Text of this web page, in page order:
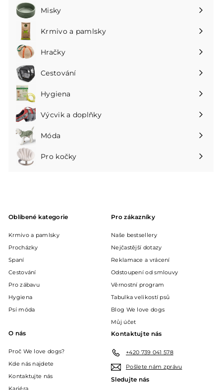
podnabídku
Misky
Rozbalte
podnabídku
Krmivo a pamlsky
Rozbalte
podnabídku
Hračky
Rozbalte
podnabídku
Cestování
Rozbalte
podnabídku
Hygiena
Rozbalte
podnabídku
Výcvik a doplňky
Rozbalte
podnabídku
Móda
Rozbalte
podnabídku
Pro kočky
Rozbalte
Oblíbené kategorie
Krmivo a pamlsky
Procházky
Spaní
Cestování
Pro zábavu
Hygiena
Psí móda
Pro zákazníky
Naše bestsellery
Nejčastější dotazy
Reklamace a vrácení
Odstoupení od smlouvy
Věrnostní program
Tabulka velikostí psů
Blog We love dogs
Můj účet
O nás
Proč We love dogs?
Kde nás najdete
Kontaktujte nás
Kariéra
Kontaktujte nás
+420 739 041 578
Pošlete nám zprávu
Sledujte nás